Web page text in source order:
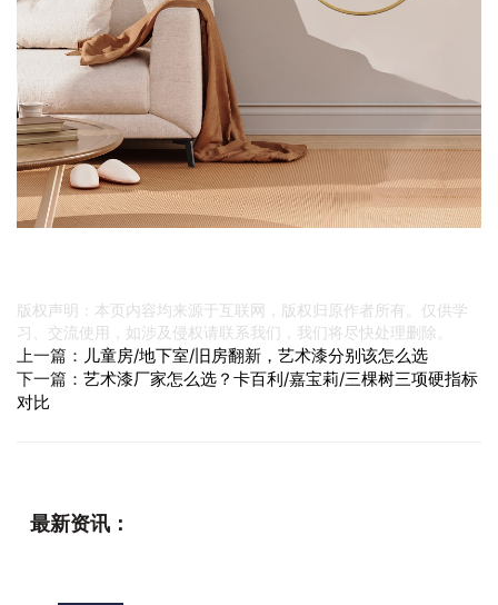
版权声明：本页内容均来源于互联网，版权归原作者所有。仅供学
习、交流使用，如涉及侵权请联系我们，我们将尽快处理删除。
上一篇： 儿童房/地下室/旧房翻新，艺术漆分别该怎么选
下一篇： 艺术漆厂家怎么选？卡百利/嘉宝莉/三棵树三项硬指标
对比
最新资讯：